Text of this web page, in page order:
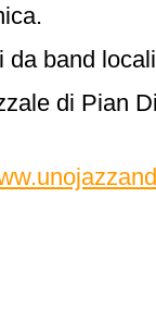
da band
di Pian